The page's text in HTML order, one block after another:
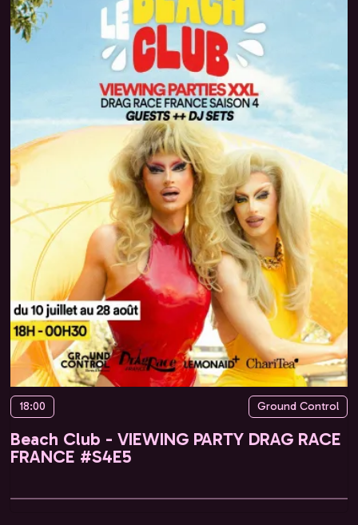
18:00 Ground Control
Beach Club - VIEWING PARTY DRAG RACE
FRANCE #S4E5